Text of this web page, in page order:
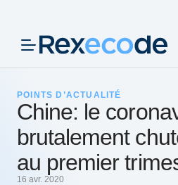
POINTS D’ACTUALITÉ
Chine: le
brutalement
au premier
16 avr. 2020